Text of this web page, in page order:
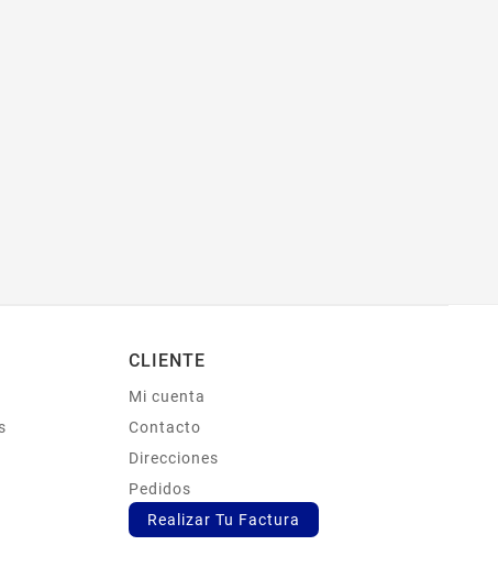
CLIENTE
Mi cuenta
Contacto
Direcciones
Pedidos
Realizar Tu Factura